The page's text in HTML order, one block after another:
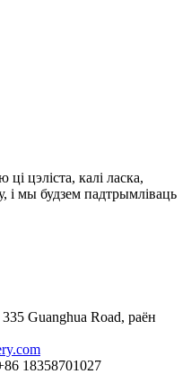
цэліста, калі ласка,
і мы будзем падтрымліваць
Guanghua Road, раён
18358701027